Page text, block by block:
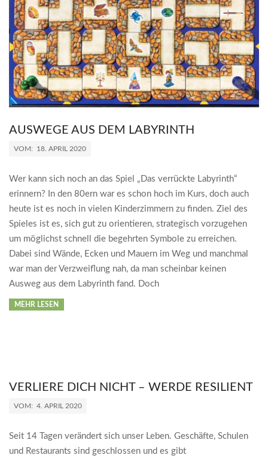
AUSWEGE AUS DEM LABYRINTH
2020-
18
VOM: 18. APRIL 2020
Wer kann sich noch an das Spiel „Das verrückte Labyrinth“
erinnern? In den 80ern war es schon hoch im Kurs, doch auch
heute ist es noch in vielen Kinderzimmern zu finden. Ziel des
Spieles ist es, sich gut zu orientieren, strategisch vorzugehen
um möglichst schnell die begehrten Symbole zu erreichen.
Dabei sind Wände, Ecken und Mauern im Weg und manchmal
war man der Verzweiflung nah, da man scheinbar keinen
Ausweg aus dem Labyrinth fand. Doch
MEHR LESEN
VERLIERE DICH NICHT – WERDE RESILIENT
2020-
04
VOM: 4. APRIL 2020
Seit 14 Tagen verändert sich unser Leben. Geschäfte, Schulen
und Restaurants sind geschlossen und es gibt